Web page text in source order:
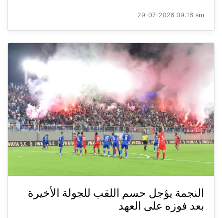
29-07-2026 09:16 am
النجمة يؤجل حسم اللقب للجولة الأخيرة
بعد فوزه على العهد